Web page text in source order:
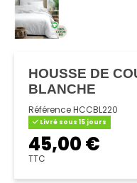
HOUSSE DE
BLANCHE
RéférenceHCCBL220
Livré sous 15 jours
45,00 €
TTC